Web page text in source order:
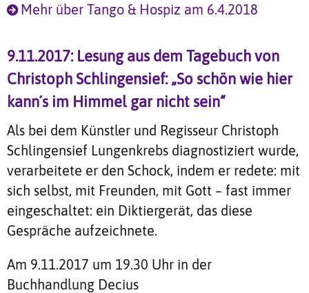
Mehr über Tango & Hospiz am 6.4.2018
9.11.2017: Lesung aus dem Tagebuch von
Christoph Schlingensief: „So schön wie hier
kann´s im Himmel gar nicht sein“
Als bei dem Künstler und Regisseur Christoph
Schlingensief Lungenkrebs diagnostiziert wurde,
verarbeitete er den Schock, indem er redete: mit
sich selbst, mit Freunden, mit Gott – fast immer
eingeschaltet: ein Diktiergerät, das diese
Gespräche aufzeichnete.
Am 9.11.2017 um 19.30 Uhr in der
Buchhandlung Decius